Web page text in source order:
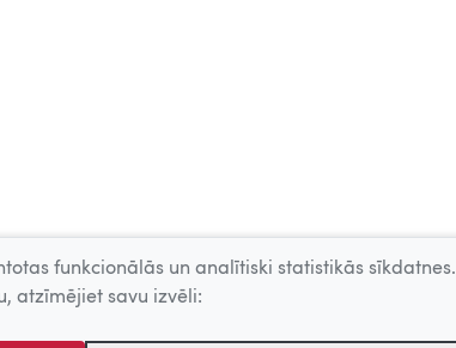
funkcionālās un analītiski statistikās sīkdatnes.
atzīmējiet savu izvēli: